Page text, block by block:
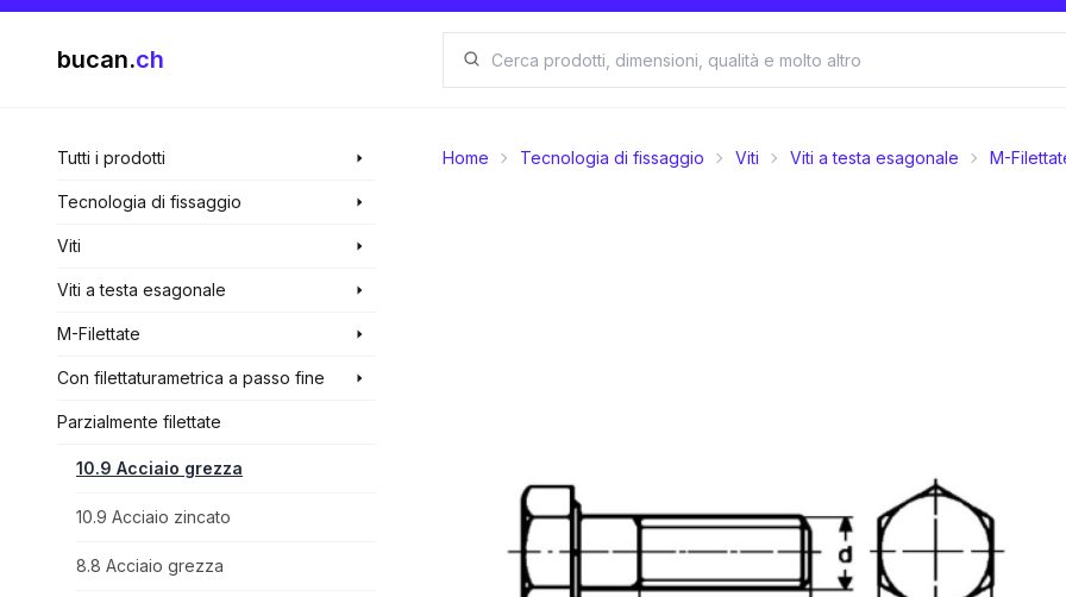
bucan.ch
Tutti i prodotti
Tecnologia di fissaggio
Viti
Viti a testa esagonale
M-Filettate
Con filettaturametrica a passo fine
Parzialmente filettate
10.9 Acciaio grezza
10.9 Acciaio zincato
8.8 Acciaio grezza
Home Tecnologia di fissaggio Viti Viti a testa esagonale M-